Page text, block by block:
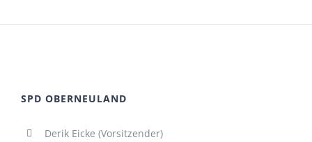
SPD OBERNEULAND
Derik Eicke (Vorsitzender)